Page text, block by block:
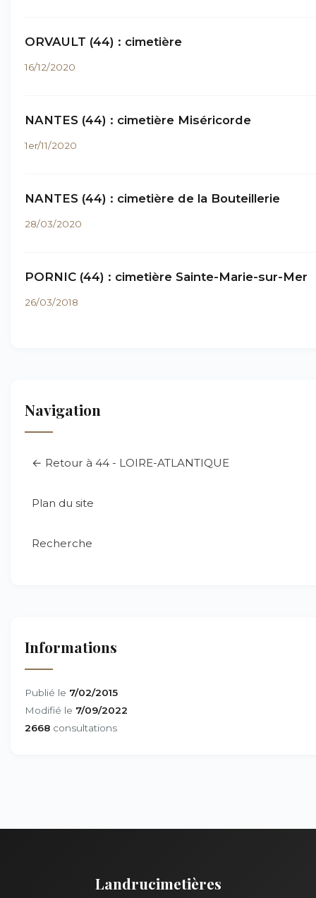
ORVAULT (44) : cimetière
16/12/2020
NANTES (44) : cimetière Miséricorde
1er/11/2020
NANTES (44) : cimetière de la Bouteillerie
28/03/2020
PORNIC (44) : cimetière Sainte-Marie-sur-Mer
26/03/2018
Navigation
← Retour à 44 - LOIRE-ATLANTIQUE
Plan du site
Recherche
Informations
Publié le 7/02/2015
Modifié le 7/09/2022
2668 consultations
Landrucimetières